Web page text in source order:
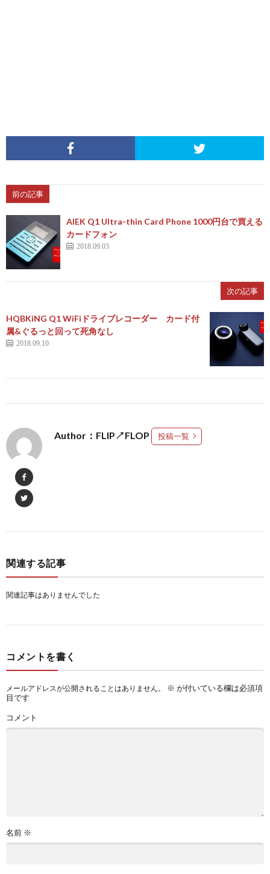
前の記事
AIEK Q1 Ultra-thin Card Phone 1000円台で買える
カードフォン
2018.09.03
次の記事
HQBKiNG Q1 WiFiドライブレコーダー カード付
属&ぐるっと回って死角なし
2018.09.10
Author：FLIP↗FLOP 投稿一覧
関連する記事
関連記事はありませんでした
コメントを書く
メールアドレスが公開されることはありません。 ※ が付いている欄は必須項
目です
コメント
名前 ※